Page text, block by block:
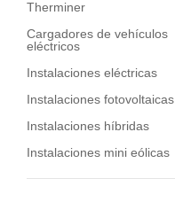
Therminer
Cargadores de vehículos
eléctricos
Instalaciones eléctricas
Instalaciones fotovoltaicas
Instalaciones híbridas
Instalaciones mini eólicas